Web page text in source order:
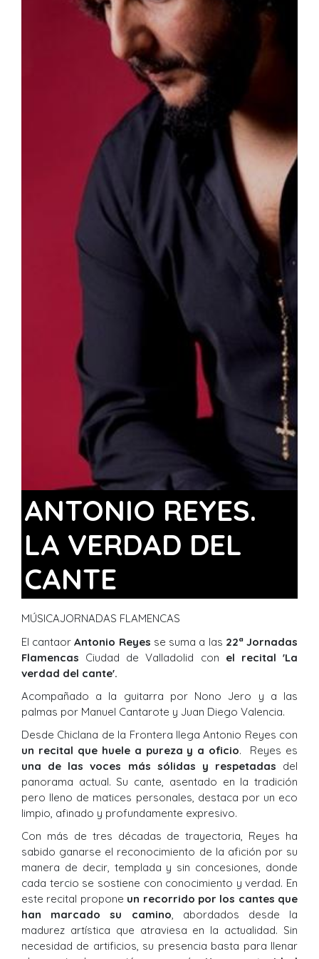
ANTONIO REYES.
LA VERDAD DEL
CANTE
MÚSICAJORNADAS FLAMENCAS
El cantaorAntonio Reyes se suma a las 22ª Jornadas
Flamencas Ciudad de Valladolid con el recital 'La
verdad del cante'.
Acompañado a la guitarra por Nono Jero y a las
palmas por Manuel Cantarote y Juan Diego Valencia.
Desde Chiclana de la Frontera llega Antonio Reyes con
un recital que huele a pureza y a oficio. Reyes es
una de las voces más sólidas y respetadas del
panorama actual. Su cante, asentado en la tradición
pero lleno de matices personales, destaca por un eco
limpio, afinado y profundamente expresivo.
Con más de tres décadas de trayectoria, Reyes ha
sabido ganarse el reconocimiento de la afición por su
manera de decir, templada y sin concesiones, donde
cada tercio se sostiene con conocimiento y verdad. En
este recital propone un recorrido por los cantes que
han marcado su camino, abordados desde la
madurez artística que atraviesa en la actualidad. Sin
necesidad de artificios, su presencia basta para llenar